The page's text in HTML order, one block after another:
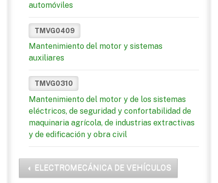
automóviles
TMVG0409
Mantenimiento del motor y sistemas
auxiliares
TMVG0310
Mantenimiento del motor y de los sistemas
eléctricos, de seguridad y confortabilidad de
maquinaria agrícola, de industrias extractivas
y de edificación y obra civil
ELECTROMECÁNICA DE VEHÍCULOS